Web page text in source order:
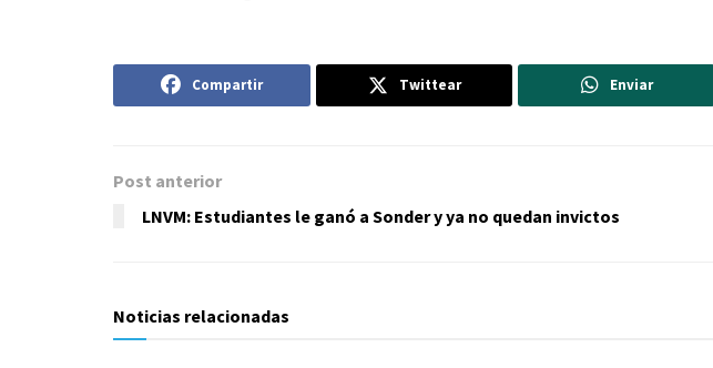
Compartir Twittear Enviar
Post anterior
LNVM: Estudiantes le ganó a Sonder y ya no quedan invictos
Noticias relacionadas